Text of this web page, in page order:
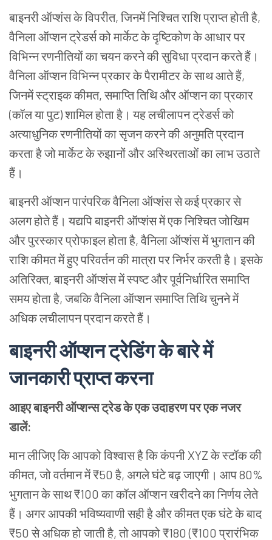
बाइनरीऑप्शंसकेविपरीत,जिनमेंनिश्चितराशिप्राप्तहोतीहै,
वैनिलाऑप्शनट्रेडर्सकोमार्केटकेदृष्टिकोणकेआधारपर
विभिन्नरणनीतियोंकाचयनकरनेकीसुविधाप्रदानकरतेहैं।
वैनिलाऑप्शनविभिन्नप्रकारकेपैरामीटरकेसाथआतेहैं,
जिनमेंस्ट्राइककीमत,समाप्तितिथिऔरऑप्शनकाप्रकार
(कॉलयापुट)शामिलहोताहै। यहलचीलापनट्रेडर्सको
अत्याधुनिकरणनीतियोंकासृजनकरनेकीअनुमतिप्रदान
करताहैजोमार्केटकेरुझानोंऔरअस्थिरताओंकालाभउठाते
हैं।
बाइनरीऑप्शनपारंपरिकवैनिलाऑप्शंससेकईप्रकारसे
अलगहोतेहैं। यद्यपिबाइनरीऑप्शंसमेंएकनिश्चितजोखिम
औरपुरस्कारप्रोफाइलहोताहै,वैनिलाऑप्शंसमेंभुगतानकी
राशिकीमतमेंहुएपरिवर्तनकीमात्रापरनिर्भरकरतीहै। इसके
अतिरिक्त,बाइनरीऑप्शंसमेंस्पष्टऔरपूर्वनिर्धारितसमाप्ति
समयहोताहै,जबकिवैनिलाऑप्शनसमाप्तितिथिचुननेमें
अधिकलचीलापनप्रदानकरतेहैं।
बाइनरीऑप्शनट्रेडिंगकेबारेमें
जानकारीप्राप्तकरना
आइएबाइनरीऑप्शन्सट्रेडकेएकउदाहरणपरएकनजर
डालें:
मानलीजिएकिआपकोविश्वासहैकिकंपनी XYZकेस्टॉककी
कीमत,जोवर्तमानमें₹50है, अगलेघंटेबढ़जाएगी। आप80%
भुगतानकेसाथ₹100काकॉलऑप्शनखरीदनेकानिर्णयलेते
हैं। अगरआपकीभविष्यवाणीसहीहैऔरकीमतएकघंटेकेबाद
₹50सेअधिकहोजातीहै,तोआपको₹180 (₹100प्रारंभिक